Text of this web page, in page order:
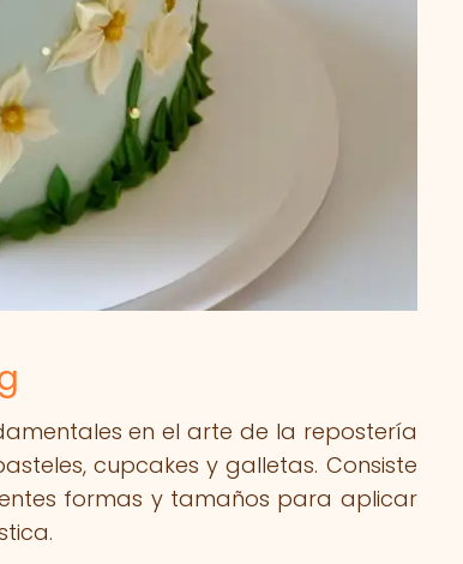
en el arte de la repostería
cupcakes y galletas. Consiste
formas y tamaños para aplicar